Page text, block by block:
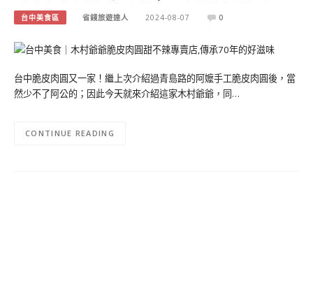
台中美食區 省錢旅遊達人 2024-08-07 0
台中脆皮肉圓又一家！繼上次介紹過青島路的阿嬤手工脆皮肉圓後，當
然少不了阿公的；因此今天就來介紹這家木村爺爺，同…
CONTINUE READING